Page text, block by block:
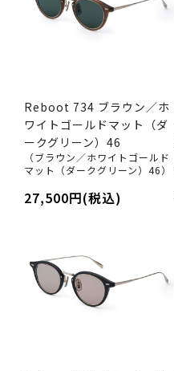
Reboot 734 ブラウン／ホ
ワイトゴールドマット（ダ
ークグリーン）46
（ブラウン／ホワイトゴールド
マット（ダークグリーン）46）
27,500円(税込)